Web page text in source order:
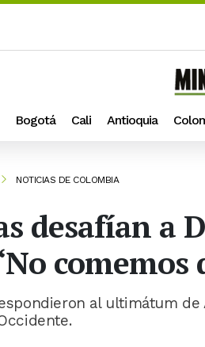
Bogotá Cali Antioquia
NOTICIAS DE COLOMBIA
desafían a
comemos
al ultimátum